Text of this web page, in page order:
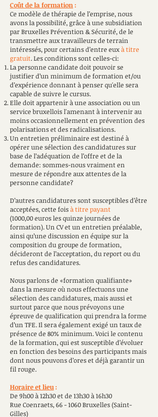
Coût de la formation:
Ce modèle de thérapie de l’emprise, nous
avons la possibilité, grâce à une subsidiation
par Bruxelles Prévention & Sécurité, de le
transmettre aux travailleurs de terrain
intéressés, pour certains d’entre euxà titre
gratuit. Les conditions sont celles-ci:
La personne candidate doit pouvoir se
justifier d’un minimum de formation et/ou
d’expérience donnant à penser qu'elle sera
capable de suivre le cursus.
Elle doit appartenir à une association ou un
service bruxellois l'amenant à intervenir au
moins occasionnellement en prévention des
polarisations et des radicalisations.
Un entretien préliminaire est destiné à
opérer une sélection des candidatures sur
base de l’adéquation de l’offre et de la
demande: sommes-nous vraiment en
mesure de répondre aux attentes de la
personne candidate?
D’autres candidatures sont susceptibles d’être
acceptées, cette foisà titre payant
(1000,00euros les quinze journées de
formation). Un CV et un entretien préalable,
ainsi qu’une discussion en équipe sur la
composition du groupe de formation,
décideront de l’acceptation, du report ou du
refus des candidatures.
Nous parlons de «formation qualifiante»
dans la mesure où nous effectuons une
sélection des candidatures, mais aussi et
surtout parce que nous prévoyons une
épreuve de qualification qui prendra la forme
d’un TFE. Il sera également exigé un taux de
présence de 80% minimum. Voici le contenu
de la formation, qui est susceptible d’évoluer
en fonction des besoins des participants mais
dont nous pouvons d’ores et déjà garantir un
fil rouge.
Horaire et lieu:
De 9h00 à 12h30 et de 13h30 à 16h30
Rue Coenraets, 66 - 1060 Bruxelles (Saint-
Gilles)